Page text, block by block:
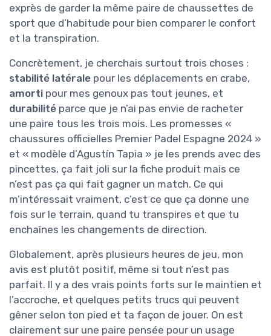
exprès de garder la même paire de chaussettes de
sport que d’habitude pour bien comparer le confort
et la transpiration.
Concrètement, je cherchais surtout trois choses :
stabilité latérale pour les déplacements en crabe,
amorti pour mes genoux pas tout jeunes, et
durabilité parce que je n’ai pas envie de racheter
une paire tous les trois mois. Les promesses «
chaussures officielles Premier Padel Espagne 2024 »
et « modèle d’Agustín Tapia » je les prends avec des
pincettes, ça fait joli sur la fiche produit mais ce
n’est pas ça qui fait gagner un match. Ce qui
m’intéressait vraiment, c’est ce que ça donne une
fois sur le terrain, quand tu transpires et que tu
enchaînes les changements de direction.
Globalement, après plusieurs heures de jeu, mon
avis est plutôt positif, même si tout n’est pas
parfait. Il y a des vrais points forts sur le maintien et
l’accroche, et quelques petits trucs qui peuvent
gêner selon ton pied et ta façon de jouer. On est
clairement sur une paire pensée pour un usage